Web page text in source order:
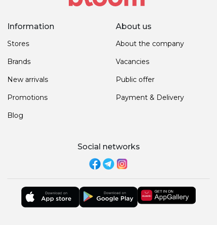
Information
Stores
Brands
New arrivals
Promotions
Blog
About us
About the company
Vacancies
Public offer
Payment & Delivery
Social networks